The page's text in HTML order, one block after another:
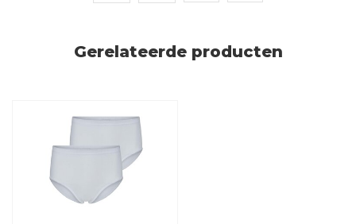
Gerelateerde producten